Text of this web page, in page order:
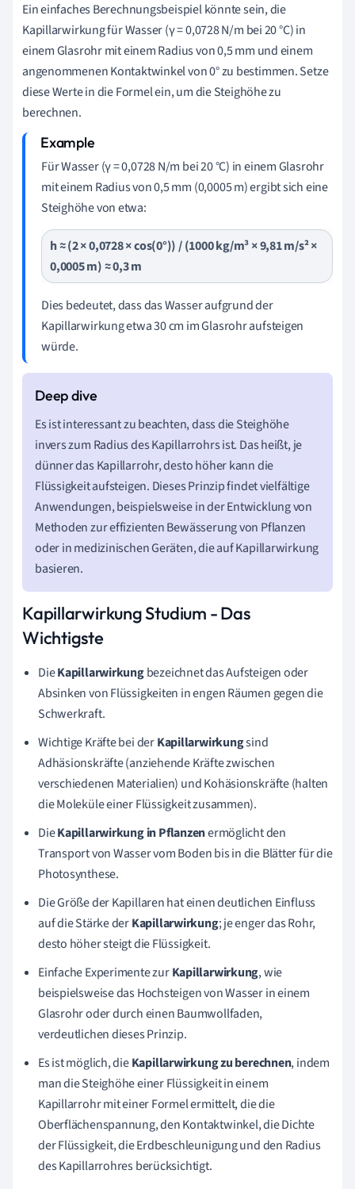
Ein einfaches Berechnungsbeispiel könnte sein, die
Kapillarwirkung für Wasser (γ = 0,0728 N/m bei 20 °C) in
einem Glasrohr mit einem Radius von 0,5 mm und einem
angenommenen Kontaktwinkel von 0° zu bestimmen. Setze
diese Werte in die Formel ein, um die Steighöhe zu
berechnen.
Für Wasser (γ = 0,0728 N/m bei 20 °C) in einem Glasrohr
mit einem Radius von 0,5 mm (0,0005 m) ergibt sich eine
Steighöhe von etwa:
h ≈ (2 × 0,0728 × cos(0°)) / (1000 kg/m³ × 9,81 m/s² ×
0,0005 m) ≈ 0,3 m
Dies bedeutet, dass das Wasser aufgrund der
Kapillarwirkung etwa 30 cm im Glasrohr aufsteigen
würde.
Es ist interessant zu beachten, dass die Steighöhe
invers zum Radius des Kapillarrohrs ist. Das heißt, je
dünner das Kapillarrohr, desto höher kann die
Flüssigkeit aufsteigen. Dieses Prinzip findet vielfältige
Anwendungen, beispielsweise in der Entwicklung von
Methoden zur effizienten Bewässerung von Pflanzen
oder in medizinischen Geräten, die auf Kapillarwirkung
basieren.
Kapillarwirkung Studium - Das
Wichtigste
DieKapillarwirkungbezeichnet das Aufsteigen oder
Absinken von Flüssigkeiten in engen Räumen gegen die
Schwerkraft.
Wichtige Kräfte bei derKapillarwirkungsind
Adhäsionskräfte (anziehende Kräfte zwischen
verschiedenen Materialien) und Kohäsionskräfte (halten
die Moleküle einer Flüssigkeit zusammen).
DieKapillarwirkung in Pflanzenermöglicht den
Transport von Wasser vom Boden bis in die Blätter für die
Photosynthese.
Die Größe der Kapillaren hat einen deutlichen Einfluss
auf die Stärke derKapillarwirkung; je enger das Rohr,
desto höher steigt die Flüssigkeit.
Einfache Experimente zurKapillarwirkung, wie
beispielsweise das Hochsteigen von Wasser in einem
Glasrohr oder durch einen Baumwollfaden,
verdeutlichen dieses Prinzip.
Es ist möglich, dieKapillarwirkung zu berechnen, indem
man die Steighöhe einer Flüssigkeit in einem
Kapillarrohr mit einer Formel ermittelt, die die
Oberflächenspannung, den Kontaktwinkel, die Dichte
der Flüssigkeit, die Erdbeschleunigung und den Radius
des Kapillarrohres berücksichtigt.